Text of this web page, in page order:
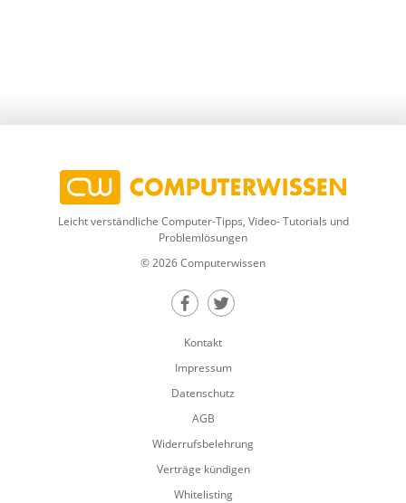
Leicht verständliche Computer-Tipps, Video- Tutorials und
Problemlösungen
© 2026 Computerwissen
Teilen auf Facebook
Teilen auf Twitter
Kontakt
Impressum
Datenschutz
AGB
Widerrufsbelehrung
Verträge kündigen
Whitelisting